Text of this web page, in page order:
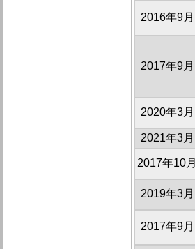
2016年9月
2017年9月
2020年3月
2021年3月
2017年10月
2019年3月
2017年9月